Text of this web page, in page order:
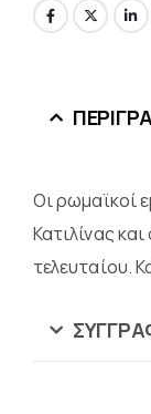
Οι ρωμαϊκοί
Κατιλίνας
τελευταίου.